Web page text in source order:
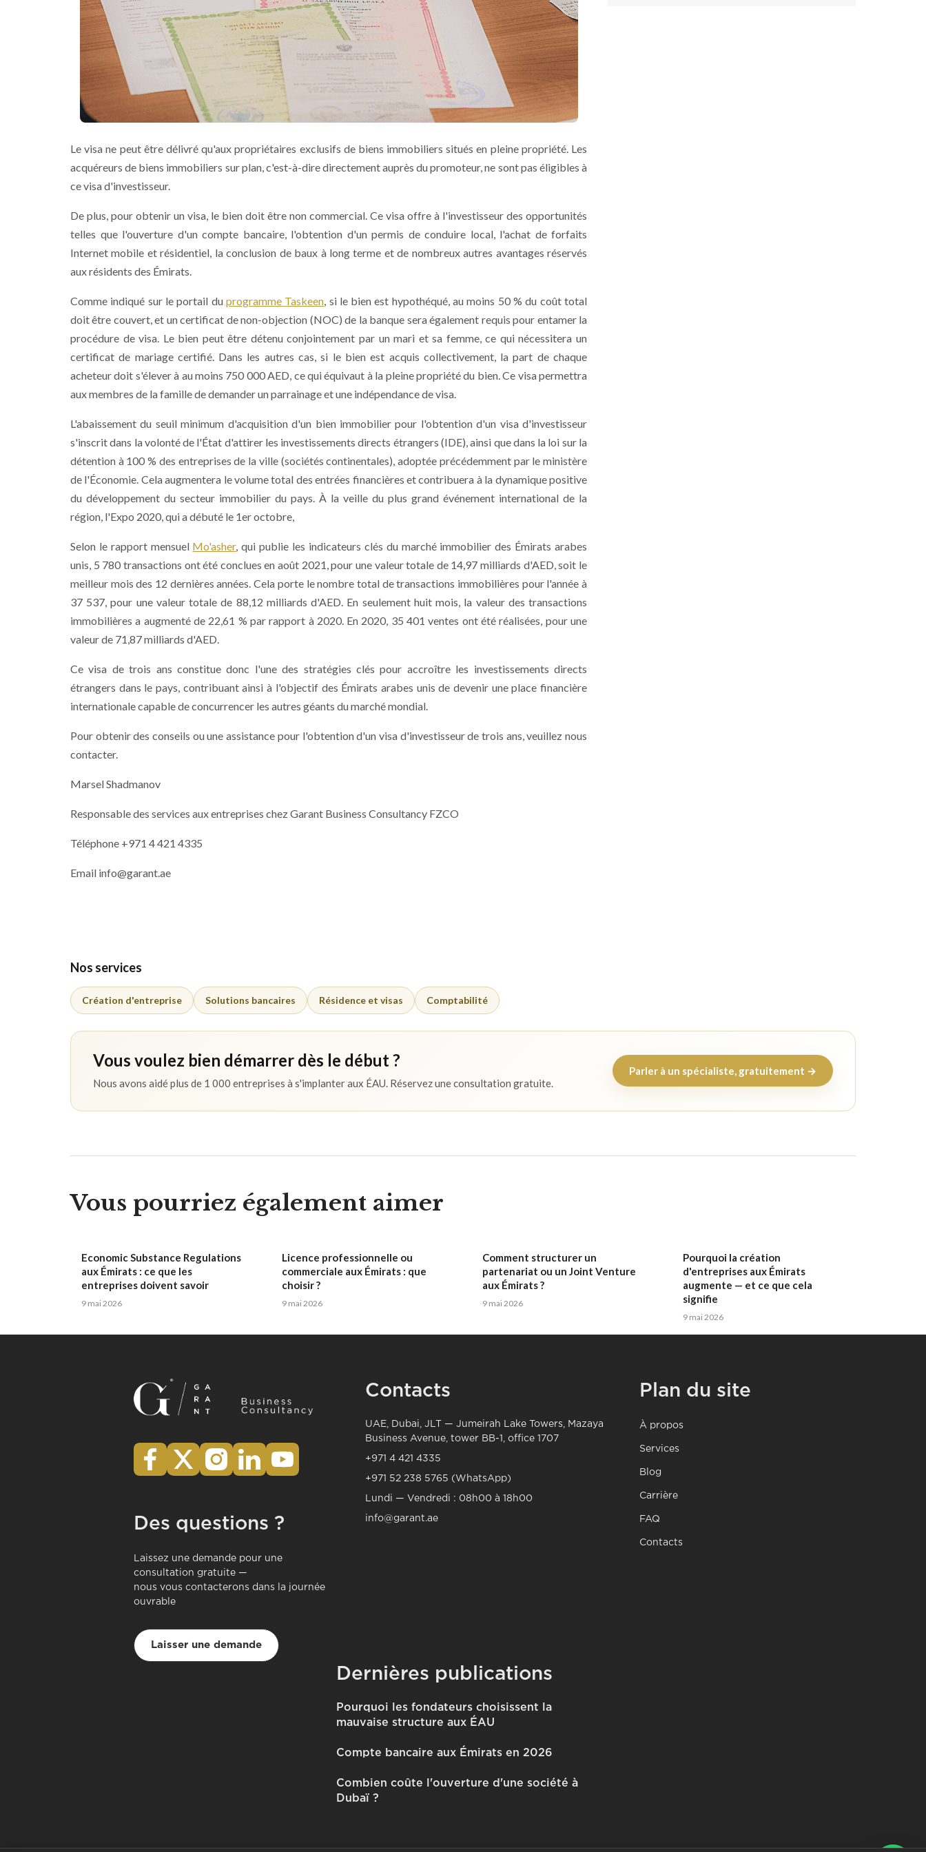
Le visa ne peut être délivré qu'aux propriétaires exclusifs de biens immobiliers situés en pleine propriété. Les
acquéreurs de biens immobiliers sur plan, c'est-à-dire directement auprès du promoteur, ne sont pas éligibles à
ce visa d'investisseur.
De plus, pour obtenir un visa, le bien doit être non commercial. Ce visa offre à l'investisseur des opportunités
telles que l'ouverture d'un compte bancaire, l'obtention d'un permis de conduire local, l'achat de forfaits
Internet mobile et résidentiel, la conclusion de baux à long terme et de nombreux autres avantages réservés
aux résidents des Émirats.
Comme indiqué sur le portail du programme Taskeen , si le bien est hypothéqué, au moins 50 % du coût total
doit être couvert, et un certificat de non-objection (NOC) de la banque sera également requis pour entamer la
procédure de visa. Le bien peut être détenu conjointement par un mari et sa femme, ce qui nécessitera un
certificat de mariage certifié. Dans les autres cas, si le bien est acquis collectivement, la part de chaque
acheteur doit s'élever à au moins 750 000 AED, ce qui équivaut à la pleine propriété du bien. Ce visa permettra
aux membres de la famille de demander un parrainage et une indépendance de visa.
L'abaissement du seuil minimum d'acquisition d'un bien immobilier pour l'obtention d'un visa d'investisseur
s'inscrit dans la volonté de l'État d'attirer les investissements directs étrangers (IDE), ainsi que dans la loi sur la
détention à 100 % des entreprises de la ville (sociétés continentales), adoptée précédemment par le ministère
de l'Économie. Cela augmentera le volume total des entrées financières et contribuera à la dynamique positive
du développement du secteur immobilier du pays. À la veille du plus grand événement international de la
région, l'Expo 2020, qui a débuté le 1er octobre,
Selon le rapport mensuel Mo'asher, qui publie les indicateurs clés du marché immobilier des Émirats arabes
unis, 5 780 transactions ont été conclues en août 2021, pour une valeur totale de 14,97 milliards d'AED, soit le
meilleur mois des 12 dernières années. Cela porte le nombre total de transactions immobilières pour l'année à
37 537, pour une valeur totale de 88,12 milliards d'AED. En seulement huit mois, la valeur des transactions
immobilières a augmenté de 22,61 % par rapport à 2020. En 2020, 35 401 ventes ont été réalisées, pour une
valeur de 71,87 milliards d'AED.
Ce visa de trois ans constitue donc l'une des stratégies clés pour accroître les investissements directs
étrangers dans le pays, contribuant ainsi à l'objectif des Émirats arabes unis de devenir une place financière
internationale capable de concurrencer les autres géants du marché mondial.
Pour obtenir des conseils ou une assistance pour l'obtention d'un visa d'investisseur de trois ans, veuillez nous
contacter.
Marsel Shadmanov
Responsable des services aux entreprises chez Garant Business Consultancy FZCO
Téléphone +971 4421 4335
Email info@garant.ae
Nos services
Création d'entreprise Solutions bancaires Résidence et visas Comptabilité
Vous voulez bien démarrer dès le début ?
Nous avons aidé plus de 1 000 entreprises à s'implanter aux ÉAU. Réservez une consultation gratuite.
Parler à un spécialiste, gratuitement →
Vous pourriez également aimer
Economic Substance Regulations
aux Émirats : ce que les
entreprises doivent savoir
9 mai 2026
Licence professionnelle ou
commerciale aux Émirats : que
choisir ?
9 mai 2026
Comment structurer un
partenariat ou un Joint Venture
aux Émirats ?
9 mai 2026
Pourquoi la création
d'entreprises aux Émirats
augmente — et ce que cela
signifie
9 mai 2026
Des questions ?
Laissez une demande pour une
consultation gratuite —
nous vous contacterons dans la journée
ouvrable
Laisser une demande
Contacts
UAE, Dubai, JLT — Jumeirah Lake Towers, Mazaya
Business Avenue, tower BB-1, office 1707
+971 4 421 4335
+971 52 238 5765 (WhatsApp)
Lundi — Vendredi : 08h00 à 18h00
info@garant.ae
Plan du site
À propos
Services
Blog
Carrière
FAQ
Contacts
Dernières publications
Pourquoi les fondateurs choisissent la
mauvaise structure aux ÉAU
Compte bancaire aux Émirats en 2026
Combien coûte l'ouverture d'une société à
Dubaï ?